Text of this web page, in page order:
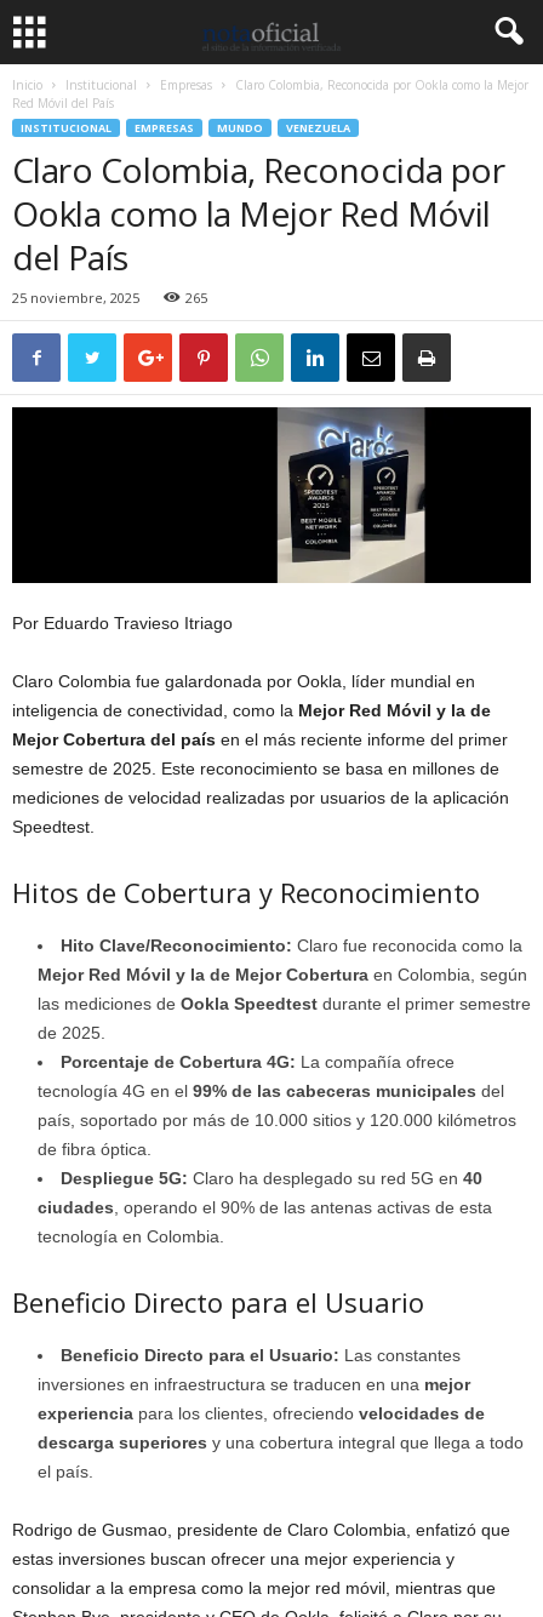
Inicio Institucional Empresas
Claro Colombia, Reconocida por Ookla como la Mejor
Red Móvil del País
INSTITUCIONAL EMPRESAS MUNDO VENEZUELA
Claro Colombia, Reconocida por
Ookla como la Mejor Red Móvil
del País
25 noviembre, 2025 265
Por Eduardo Travieso Itriago
Claro Colombia fue galardonada por Ookla, líder mundial en
inteligencia de conectividad, como la Mejor Red Móvil y la de
Mejor Cobertura del país en el más reciente informe del primer
semestre de 2025. Este reconocimiento se basa en millones de
mediciones de velocidad realizadas por usuarios de la aplicación
Speedtest.
Hitos de Cobertura y Reconocimiento
Hito Clave/Reconocimiento: Claro fue reconocida como la
Mejor Red Móvil y la de Mejor Cobertura en Colombia, según
las mediciones de Ookla Speedtest durante el primer semestre
de 2025.
Porcentaje de Cobertura 4G: La compañía ofrece
tecnología 4G en el 99% de las cabeceras municipales del
país, soportado por más de 10.000 sitios y 120.000 kilómetros
de fibra óptica.
Despliegue 5G: Claro ha desplegado su red 5G en 40
ciudades , operando el 90% de las antenas activas de esta
tecnología en Colombia.
Beneficio Directo para el Usuario
Beneficio Directo para el Usuario: Las constantes
inversiones en infraestructura se traducen en una mejor
experiencia para los clientes, ofreciendo velocidades de
descarga superiores y una cobertura integral que llega a todo
el país.
Rodrigo de Gusmao, presidente de Claro Colombia, enfatizó que
estas inversiones buscan ofrecer una mejor experiencia y
consolidar a la empresa como la mejor red móvil, mientras que